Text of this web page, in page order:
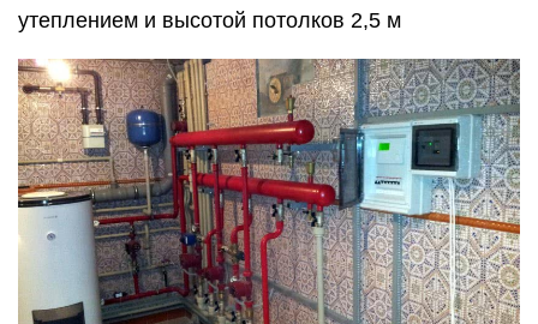
утеплением и высотой потолков 2,5 м